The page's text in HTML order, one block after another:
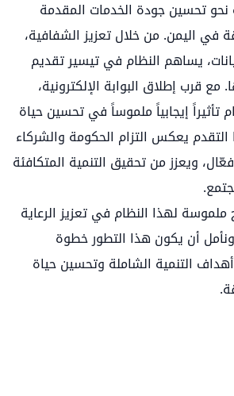
نحو تحسين جودة الخدمات المقدمة
في اليمن. من خلال تعزيز الشفافية،
يساهم النظام في تيسير تقديم
قرب إطلاق البوابة الإلكترونية،
تأثيراً إيجابياً ملموساً في تحسين حياة
يعكس التزام الحكومة والشركاء
ويعزز من تحقيق التنمية المتكافئة
ملموسة لهذا النظام في تعزيز الرعاية
أن يكون هذا التطور خطوة
التنمية الشاملة وتحسين حياة